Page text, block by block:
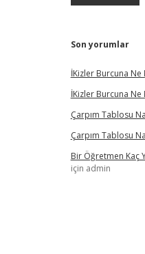
Son yorumlar
İKizler Burcuna Ne
İKizler Burcuna Ne
Çarpım Tablosu
Çarpım Tablosu
Bir Öğretmen Kaç
için admin